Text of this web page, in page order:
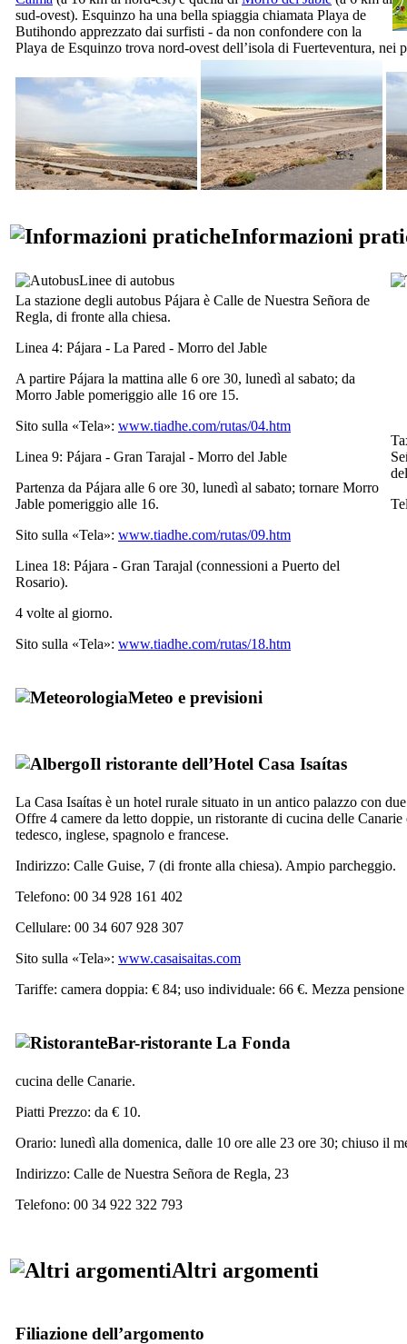
sud-ovest). Esquinzo ha una bella spiaggia chiamata Playa de
Butihondo apprezzato dai surfisti - da non confondere con la
Playa de Esquinzo trova nord-ovest dell’isola di Fuerteventura, nei
Informazioni
Linee di autobus
La stazione degli autobus Pájara è Calle de Nuestra Señora de
Regla, di fronte alla chiesa.
Linea 4: Pájara - La Pared - Morro del Jable
A partire Pájara la mattina alle 6 ore 30, lunedì al sabato; da
Morro Jable pomeriggio alle 16 ore 15.
Sito sulla «Tela»: www.tiadhe.com/rutas/04.htm
Linea 9: Pájara - Gran Tarajal - Morro del Jable
Partenza da Pájara alle 6 ore 30, lunedì al sabato; tornare Morro
Jable pomeriggio alle 16.
Sito sulla «Tela»: www.tiadhe.com/rutas/09.htm
Linea 18: Pájara - Gran Tarajal (connessioni a Puerto del
Rosario).
4 volte al giorno.
Sito sulla «Tela»: www.tiadhe.com/rutas/18.htm
Meteo e previsioni
Il ristorante dell’Hotel Casa Isaítas
La Casa Isaítas è un hotel rurale situato in un antico palazzo con
Offre 4 camere da letto doppie, un ristorante di cucina delle Canarie
tedesco, inglese, spagnolo e francese.
Indirizzo: Calle Guise, 7 (di fronte alla chiesa). Ampio parcheggio.
Telefono: 00 34 928 161 402
Cellulare: 00 34 607 928 307
Sito sulla «Tela»: www.casaisaitas.com
Tariffe: camera doppia: € 84; uso individuale: 66 €. Mezza pensione
Bar-ristorante La Fonda
cucina delle Canarie.
Piatti Prezzo: da € 10.
Orario: lunedì alla domenica, dalle 10 ore alle 23 ore 30; chiuso il
Indirizzo: Calle de Nuestra Señora de Regla, 23
Telefono: 00 34 922 322 793
Altri argomenti
Filiazione dell’argomento